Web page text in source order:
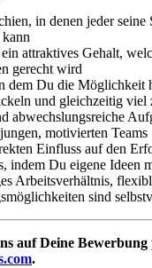
in denen jeder seine
attraktives Gehalt,
gerecht wird
dem Du die Möglichkeit
und gleichzeitig viel
abwechslungsreiche
motivierten Teams
Einfluss auf den
indem Du eigene Ideen
Arbeitsverhältnis,
sind
auf Deine Bewerbung
.